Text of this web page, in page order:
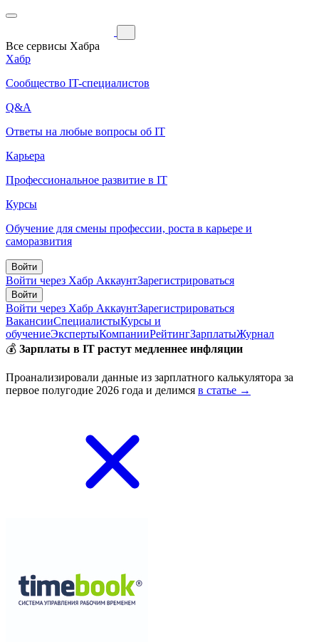
Все сервисы Хабра
Хабр
Сообщество IT-специалистов
Q&A
Ответы на любые вопросы об IT
Карьера
Профессиональное развитие в IT
Курсы
Обучение для смены профессии, роста в карьере и
саморазвития
Войти
Войти через Хабр АккаунтЗарегистрироваться
Войти
Войти через Хабр АккаунтЗарегистрироваться
ВакансииСпециалистыКурсы и
обучениеЭкспертыКомпанииРейтингЗарплатыЖурнал
💰 Зарплаты в IT растут медленнее инфляции
Проанализировали данные из зарплатного калькулятора за
первое полугодие 2026 года и делимся в статье →